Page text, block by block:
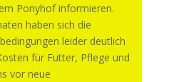
Ponyhof informieren.
haben sich die
leider deutlich
für Futter, Pflege und
vor neue